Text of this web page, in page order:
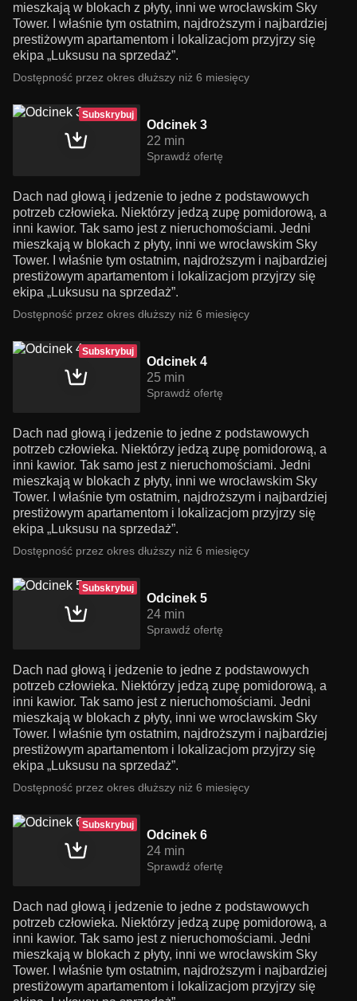
mieszkają w blokach z płyty, inni we wrocławskim Sky
Tower. I właśnie tym ostatnim, najdroższym i najbardziej
prestiżowym apartamentom i lokalizacjom przyjrzy się
ekipa „Luksusu na sprzedaż”.
Dostępność przez okres dłuższy niż 6 miesięcy
Subskrybuj
Odcinek 3
22 min
Sprawdź ofertę
Dach nad głową i jedzenie to jedne z podstawowych
potrzeb człowieka. Niektórzy jedzą zupę pomidorową, a
inni kawior. Tak samo jest z nieruchomościami. Jedni
mieszkają w blokach z płyty, inni we wrocławskim Sky
Tower. I właśnie tym ostatnim, najdroższym i najbardziej
prestiżowym apartamentom i lokalizacjom przyjrzy się
ekipa „Luksusu na sprzedaż”.
Dostępność przez okres dłuższy niż 6 miesięcy
Subskrybuj
Odcinek 4
25 min
Sprawdź ofertę
Dach nad głową i jedzenie to jedne z podstawowych
potrzeb człowieka. Niektórzy jedzą zupę pomidorową, a
inni kawior. Tak samo jest z nieruchomościami. Jedni
mieszkają w blokach z płyty, inni we wrocławskim Sky
Tower. I właśnie tym ostatnim, najdroższym i najbardziej
prestiżowym apartamentom i lokalizacjom przyjrzy się
ekipa „Luksusu na sprzedaż”.
Dostępność przez okres dłuższy niż 6 miesięcy
Subskrybuj
Odcinek 5
24 min
Sprawdź ofertę
Dach nad głową i jedzenie to jedne z podstawowych
potrzeb człowieka. Niektórzy jedzą zupę pomidorową, a
inni kawior. Tak samo jest z nieruchomościami. Jedni
mieszkają w blokach z płyty, inni we wrocławskim Sky
Tower. I właśnie tym ostatnim, najdroższym i najbardziej
prestiżowym apartamentom i lokalizacjom przyjrzy się
ekipa „Luksusu na sprzedaż”.
Dostępność przez okres dłuższy niż 6 miesięcy
Subskrybuj
Odcinek 6
24 min
Sprawdź ofertę
Dach nad głową i jedzenie to jedne z podstawowych
potrzeb człowieka. Niektórzy jedzą zupę pomidorową, a
inni kawior. Tak samo jest z nieruchomościami. Jedni
mieszkają w blokach z płyty, inni we wrocławskim Sky
Tower. I właśnie tym ostatnim, najdroższym i najbardziej
prestiżowym apartamentom i lokalizacjom przyjrzy się